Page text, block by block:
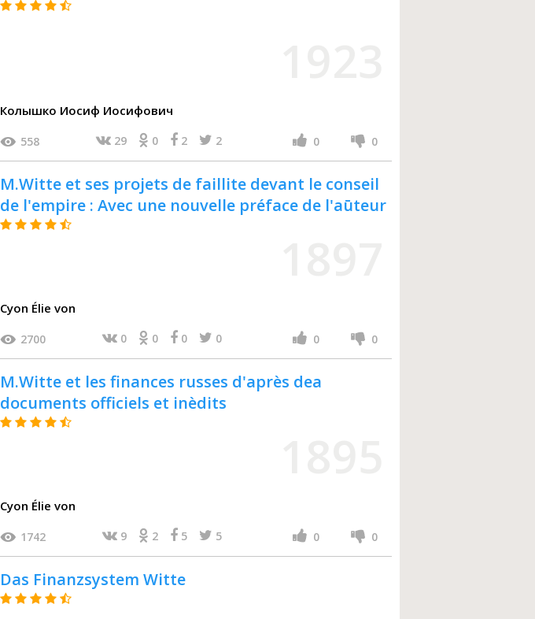
Колышко Иосиф Иосифович
558 29 0 2 2 0 0
M.Witte et ses projets de faillite devant le conseil
de l'empire : Avec une nouvelle préface de l'aūteur
Cyon Élie von
2700 0 0 0 0 0 0
M.Witte et les finances russes d'après dea
documents officiels et inèdits
Cyon Élie von
1742 9 2 5 5 0 0
Das Finanzsystem Witte